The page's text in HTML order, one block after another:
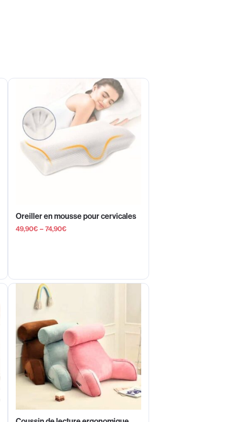
Oreiller en mousse pour cervicales
49,90€ – 74,90€